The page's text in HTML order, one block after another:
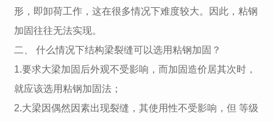
形，即卸荷工作，这在很多情况下难度较大。因此，粘钢
加固往往无法实现。
二、 什么情况下结构梁裂缝可以选用粘钢加固？
1.要求大梁加固后外观不受影响，而加固造价居其次时，
就应该选用粘钢加固法；
2.大梁因偶然因素出现裂缝，其使用性不受影响，但 等级